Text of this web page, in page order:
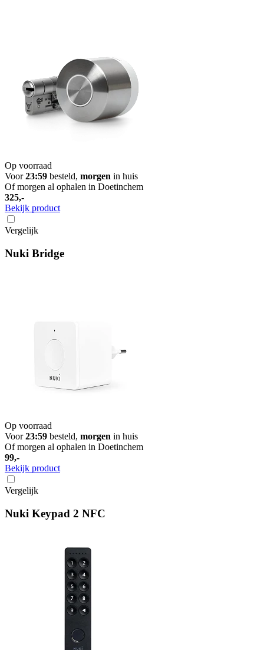
Op voorraad
Voor23:59 besteld, morgen in huis
Of morgen al ophalen in Doetinchem
325,-
Bekijk product
Vergelijk
Nuki Bridge
Op voorraad
Voor23:59 besteld, morgen in huis
Of morgen al ophalen in Doetinchem
99,-
Bekijk product
Vergelijk
Nuki Keypad 2 NFC